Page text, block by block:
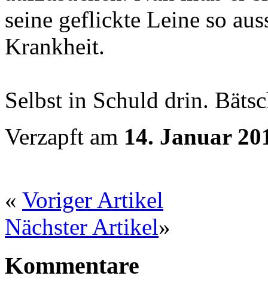
seine geflickte Leine so
Krankheit.
Selbst in Schuld drin.
Verzapft am 14. Januar
« Voriger Artikel
Nächster Artikel»
Kommentare